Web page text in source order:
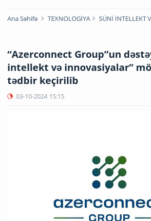
Ana Səhifə TEXNOLOGİYA SÜNİ İNTELLEKT
“Azerconnect Group”un
intellekt və innovasiyalar”
tədbir keçirilib
03-10-2024 15:15